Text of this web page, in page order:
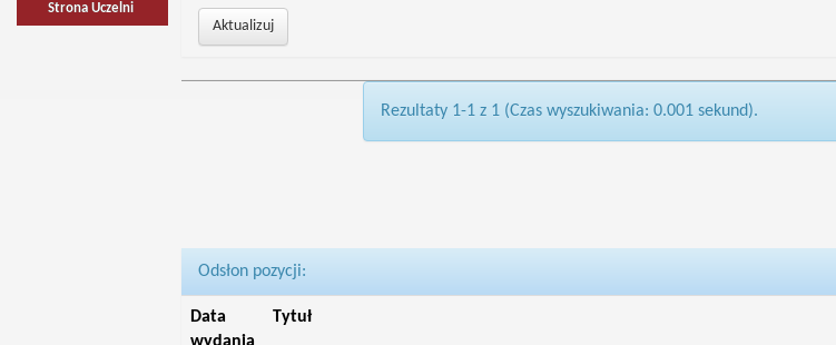
Strona Uczelni
Rezultaty 1-1 z 1 (Czas wyszukiwania: 0.001 sekund).
Odsłon pozycji:
Data
Tytuł